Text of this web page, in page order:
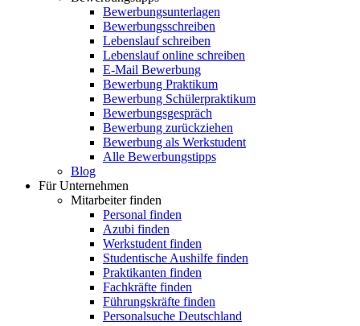
Bewerbungsunterlagen
Bewerbungsschreiben
Lebenslauf schreiben
Lebenslauf online schreiben
E-Mail Bewerbung
Bewerbung Praktikum
Bewerbung Schülerpraktikum
Bewerbungsgespräch
Bewerbung zurückziehen
Bewerbung als Werkstudent
Alle Bewerbungstipps
Blog
Für Unternehmen
Mitarbeiter finden
Personal finden
Azubi finden
Werkstudent finden
Studentische Aushilfe finden
Praktikanten finden
Fachkräfte finden
Führungskräfte finden
Personalsuche Deutschland